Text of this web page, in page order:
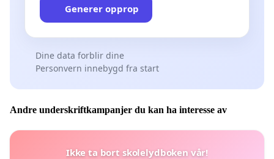
Generer opprop
Dine data forblir dine
Personvern innebygd fra start
Andre underskriftkampanjer du kan ha interesse av
Ikke ta bort skolelydboken vår!